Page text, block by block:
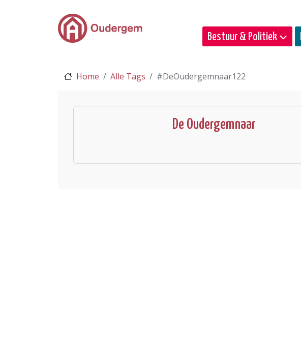
Ga naar de hoofdinhoud
Bestuur & Politiek
Home Alle Tags #DeOudergemnaar122
De Oudergemnaar